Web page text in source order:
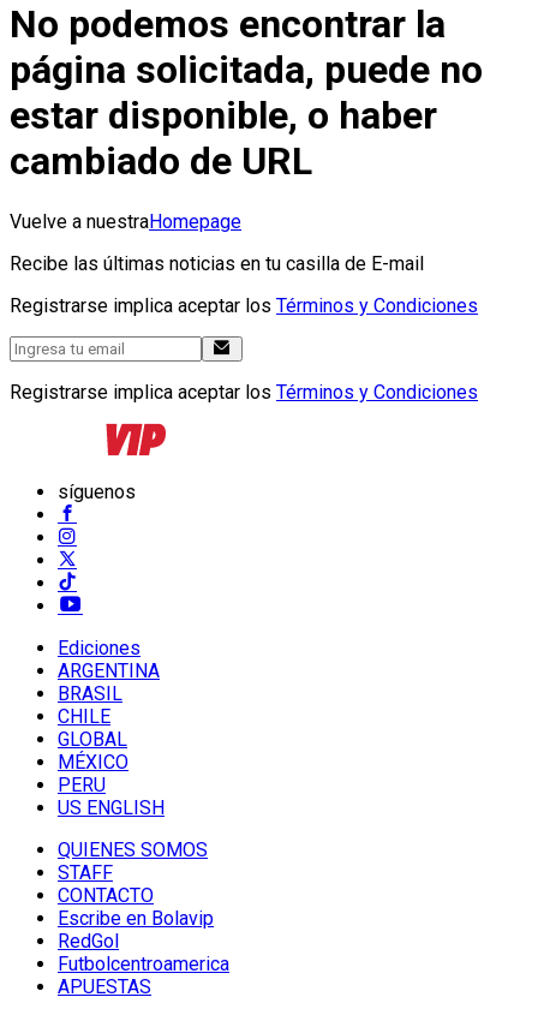
No podemos encontrar la
página solicitada, puede no
estar disponible, o haber
cambiado de URL
Vuelve a nuestraHomepage
Recibe las últimas noticias en tu casilla de E-mail
Registrarse implica aceptar los Términos y Condiciones
Registrarse implica aceptar los Términos y Condiciones
síguenos
Ediciones
ARGENTINA
BRASIL
CHILE
GLOBAL
MÉXICO
PERU
US ENGLISH
QUIENES SOMOS
STAFF
CONTACTO
Escribe en Bolavip
RedGol
Futbolcentroamerica
APUESTAS